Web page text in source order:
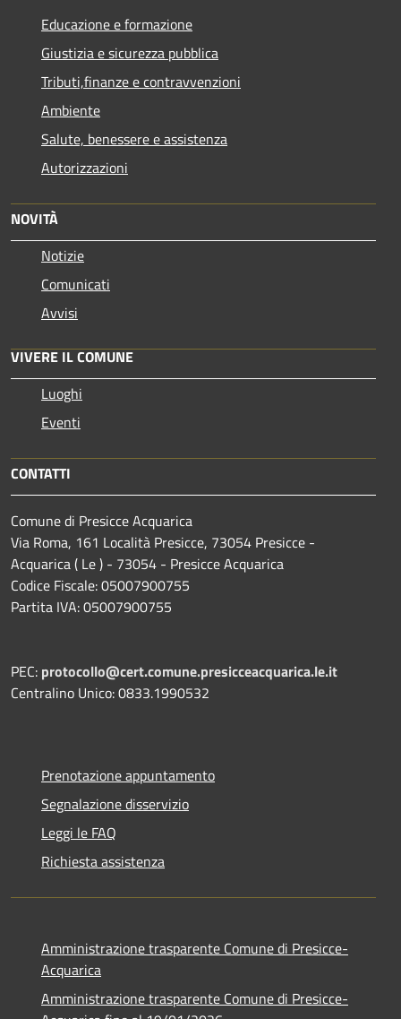
Educazione e formazione
Giustizia e sicurezza pubblica
Tributi,finanze e contravvenzioni
Ambiente
Salute, benessere e assistenza
Autorizzazioni
NOVITÀ
Notizie
Comunicati
Avvisi
VIVERE IL COMUNE
Luoghi
Eventi
CONTATTI
Comune di Presicce Acquarica
Via Roma, 161 Località Presicce, 73054 Presicce -
Acquarica ( Le ) - 73054 - Presicce Acquarica
Codice Fiscale: 05007900755
Partita IVA: 05007900755
PEC: protocollo@cert.comune.presicceacquarica.le.it
Centralino Unico: 0833.1990532
Prenotazione appuntamento
Segnalazione disservizio
Leggi le FAQ
Richiesta assistenza
Amministrazione trasparente Comune di Presicce-
Acquarica
Amministrazione trasparente Comune di Presicce-